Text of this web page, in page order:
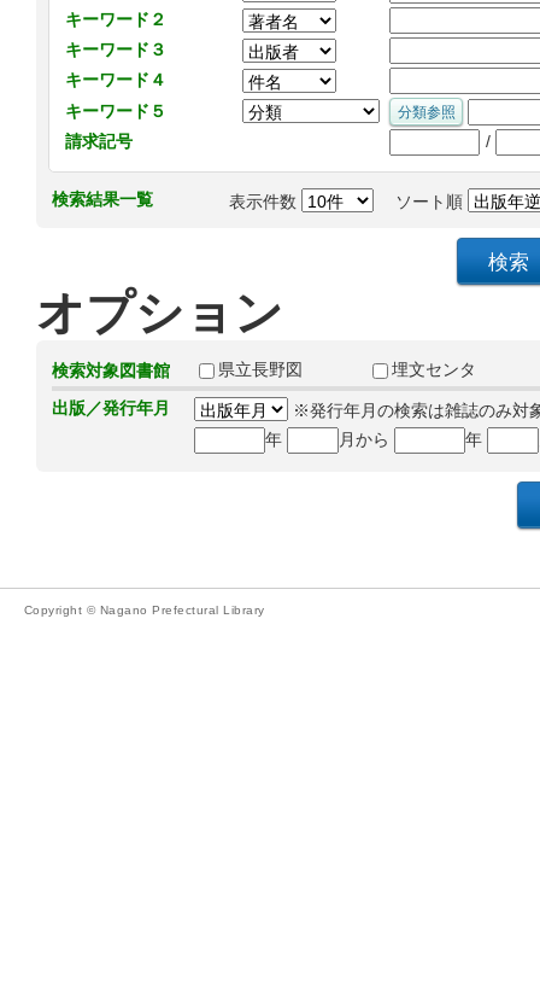
キーワード２
キーワード３
キーワード４
キーワード５
請求記号
/
検索結果一覧 表示件数 ソート順
オプション
検索対象図書館 県立長野図
埋文センタ
出版／発行年月
※発行年月の検索は雑誌のみ対
年
月から 年
Copyright © Nagano Prefectural Library